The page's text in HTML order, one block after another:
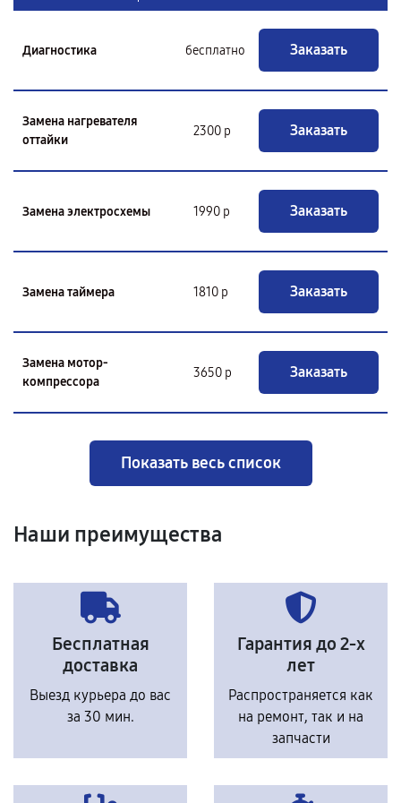
Диагностика бесплатно Заказать
Замена нагревателя
оттайки
2300 р Заказать
Замена электросхемы 1990 р Заказать
Замена таймера 1810 р Заказать
Замена мотор-
компрессора
3650 р Заказать
Показать весь список
Наши преимущества
Бесплатная
доставка
Выезд курьера до вас
за 30 мин.
Гарантия до 2-х
лет
Распространяется как
на ремонт, так и на
запчасти